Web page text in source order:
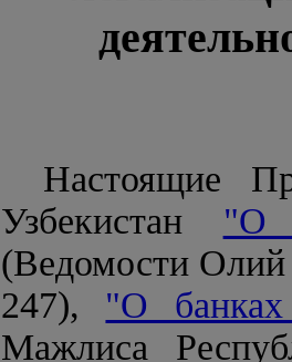
Настоящие
Узбекистан "О
(Ведомости Олий
247), "О банках
Мажлиса